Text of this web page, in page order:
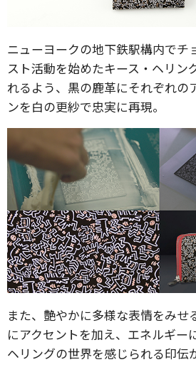
ニューヨークの地下鉄駅構内でチ
スト活動を始めたキース・ヘリン
れるよう、黒の鹿革にそれぞれの
ンを白の更紗で忠実に再現。
また、艶やかに多様な表情をみせ
にアクセントを加え、エネルギー
ヘリングの世界を感じられる印伝